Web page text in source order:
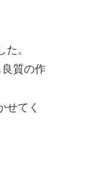
。
質の作
せてく